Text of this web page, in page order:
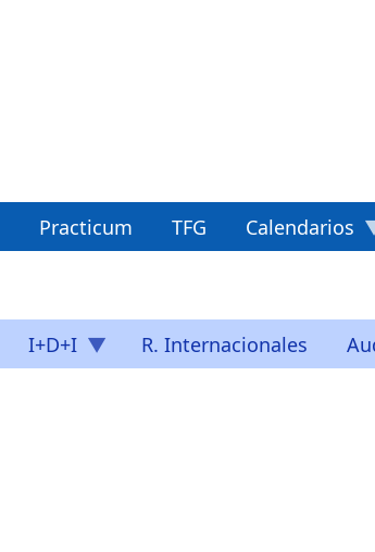
Practicum TFG Calendarios
I+D+I R. Internacionales